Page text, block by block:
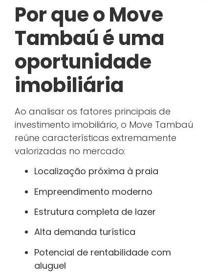
Por que o Move
Tambaú é uma
oportunidade
imobiliária
Ao analisar os fatores principais de
investimento imobiliário, o Move Tambaú
reúne características extremamente
valorizadas no mercado:
Localização próxima à praia
Empreendimento moderno
Estrutura completa de lazer
Alta demanda turística
Potencial de rentabilidade com
aluguel